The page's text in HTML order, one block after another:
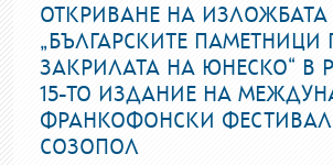
ОТКРИВАНЕ НА ИЗЛОЖБАТА
„БЪЛГАРСКИТЕ ПАМЕТНИЦИ
ЗАКРИЛАТА НА ЮНЕСКО“ В
15-ТО ИЗДАНИЕ НА
ФРАНКОФОНСКИ ФЕСТИВАЛ
СОЗОПОЛ